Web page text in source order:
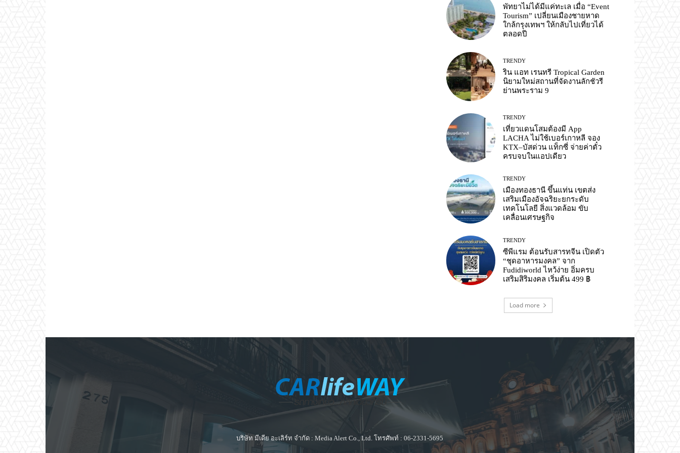
พัทยาไม่ได้มีแค่ทะเล เมื่อ “Event
Tourism” เปลี่ยนเมืองชายหาด
ใกล้กรุงเทพฯ ให้กลับไปเที่ยวได้
ตลอดปี
TRENDY
ริน แอท เรนทรี Tropical Garden
นิยามใหม่สถานที่จัดงานลักชัวรี
ย่านพระราม 9
TRENDY
เที่ยวแดนโสมต้องมี App
LACHA ไม่ใช้เบอร์เกาหลี จอง
KTX–บัสด่วน แท็กซี่ จ่ายค่าตั๋ว
ครบจบในแอปเดียว
TRENDY
เมืองทองธานี ขึ้นแท่น เขตส่ง
เสริมเมืองอัจฉริยะยกระดับ
เทคโนโลยี สิ่งแวดล้อม ขับ
เคลื่อนเศรษฐกิจ
TRENDY
ซีพีแรม ต้อนรับสารทจีน เปิดตัว
“ชุดอาหารมงคล” จาก
Fudidiworld ไหว้ง่าย อิ่มครบ
เสริมสิริมงคล เริ่มต้น 499 ฿
Load more
บริษัท มีเดีย อะเลิร์ท จำกัด : Media Alert Co., Ltd. โทรศัพท์ : 06-2331-5695